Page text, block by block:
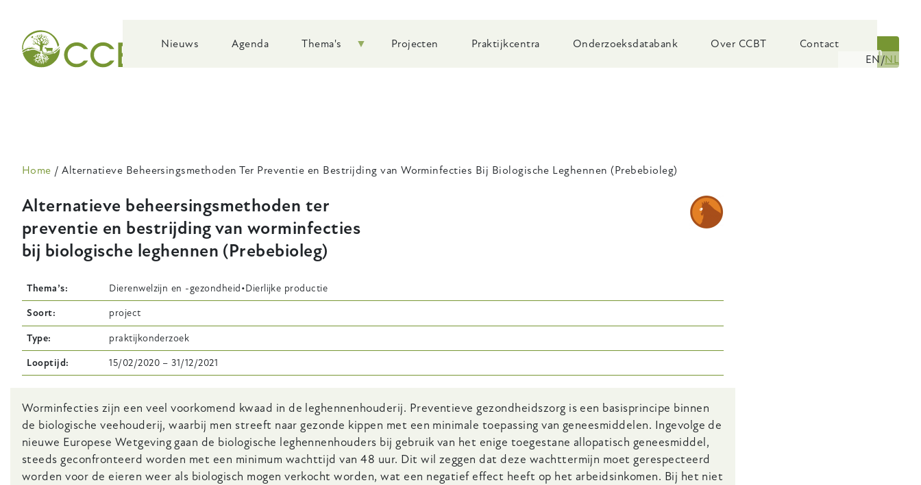
main
navigation
Nieuws Agenda Thema's Projecten Praktijkcentra Onderzoeksdatabank Over CCBT Contact
Zoeken
EN NL
Kruimelpad
Home Alternatieve Beheersingsmethoden Ter Preventie en Bestrijding van Worminfecties Bij Biologische Leghennen (Prebebioleg)
Alternatieve beheersingsmethoden ter
preventie en bestrijding van worminfecties
bij biologische leghennen (Prebebioleg)
Thema’s Dierenwelzijn en -gezondheid Dierlijke productie
Soort project
Type praktijkonderzoek
Looptijd 15/02/2020 –31/12/2021
Body
Worminfecties zijn een veel voorkomend kwaad in de leghennenhouderij. Preventieve gezondheidszorg is een basisprincipe binnen
de biologische veehouderij, waarbij men streeft naar gezonde kippen met een minimale toepassing van geneesmiddelen. Ingevolge de
nieuwe Europese Wetgeving gaan de biologische leghennenhouders bij gebruik van het enige toegestane allopatisch geneesmiddel,
steeds geconfronteerd worden met een minimum wachttijd van 48 uur. Dit wil zeggen dat deze wachttermijn moet gerespecteerd
worden voor de eieren weer als biologisch mogen verkocht worden, wat een negatief effect heeft op het arbeidsinkomen. Bij het niet